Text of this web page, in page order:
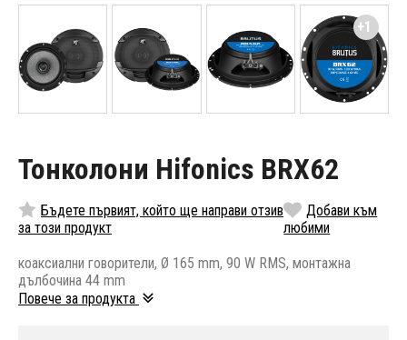
Тонколони Hifonics BRX62
Бъдете първият, който ще направи отзив
за този продукт
Добави към
любими
коаксиални говорители, Ø 165 mm, 90 W RMS, монтажна
дълбочина 44 mm
Повече за продукта
+1